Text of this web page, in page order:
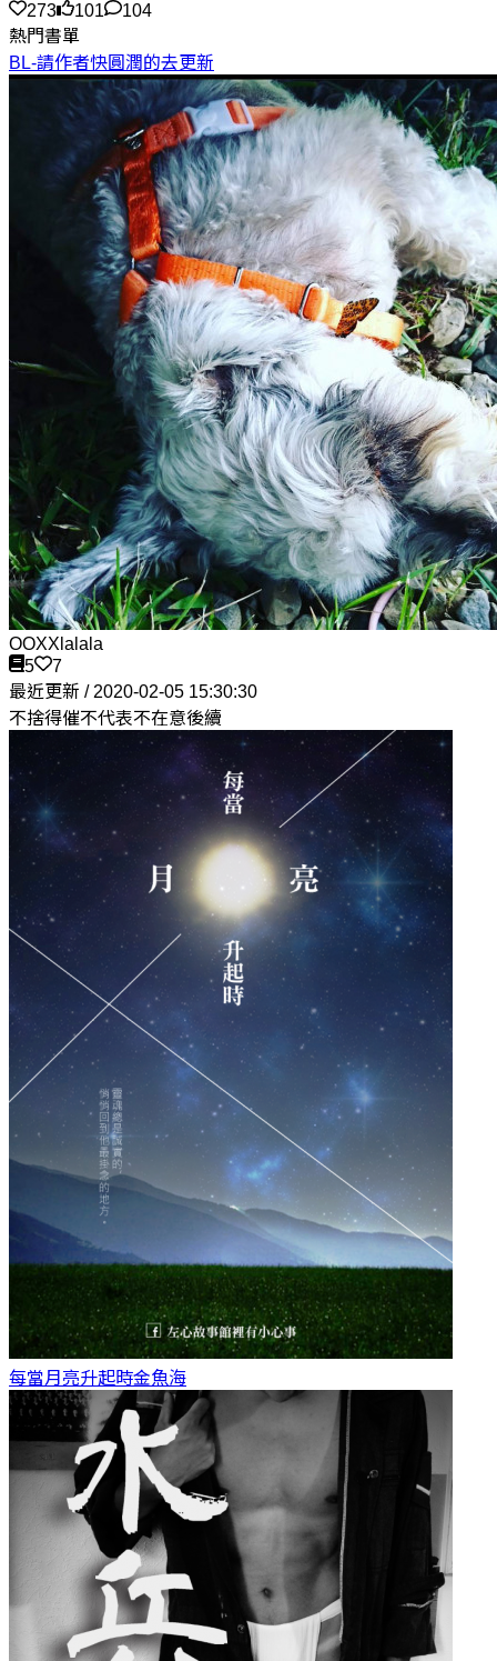
273
101
104
熱門書單
BL-請作者快圓潤的去更新
OOXXlalala
5
7
最近更新 / 2020-02-05 15:30:30
不捨得催不代表不在意後續
每當月亮升起時金魚海